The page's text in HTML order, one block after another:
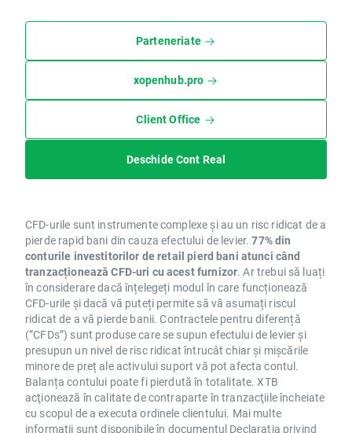
Parteneriate
xopenhub.pro
Client Office
Deschide Cont Real
CFD-urile sunt instrumente complexe și au un risc ridicat de a
pierde rapid bani din cauza efectului de levier.77% din
conturile investitorilor de retail pierd bani atunci când
tranzacționează CFD-uri cu acest furnizor. Ar trebui să luați
în considerare dacă înțelegeți modul în care funcționează
CFD-urile și dacă vă puteți permite să vă asumați riscul
ridicat de a vă pierde banii. Contractele pentru diferență
(”CFDs”) sunt produse care se supun efectului de levier și
presupun un nivel de risc ridicat întrucât chiar și mișcările
minore de preț ale activului suport vă pot afecta contul.
Balanța contului poate fi pierdută în totalitate. XTB
acţionează în calitate de contraparte în tranzacţiile încheiate
cu scopul de a executa ordinele clientului. Mai multe
informații sunt disponibile în documentul Declarația privind